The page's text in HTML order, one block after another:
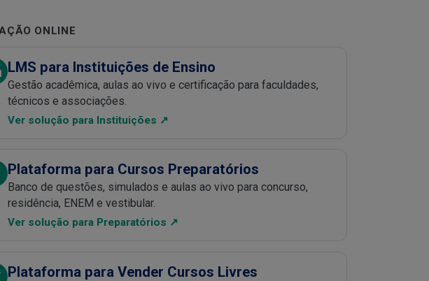
ONLINE
LMS para Instituições de Ensino
Gestão acadêmica, aulas ao vivo e certificação para faculdades,
técnicos e associações.
Ver solução para Instituições ↗
Plataforma para Cursos Preparatórios
Banco de questões, simulados e aulas ao vivo para concurso,
residência, ENEM e vestibular.
Ver solução para Preparatórios ↗
Plataforma para Vender Cursos Livres